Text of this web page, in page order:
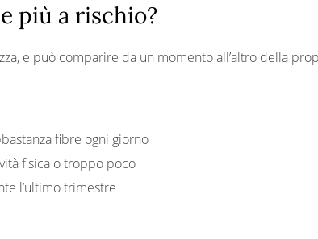
più a rischio?
e può comparire da un momento all’altro della
fibre ogni giorno
fisica o troppo poco
l’ultimo trimestre